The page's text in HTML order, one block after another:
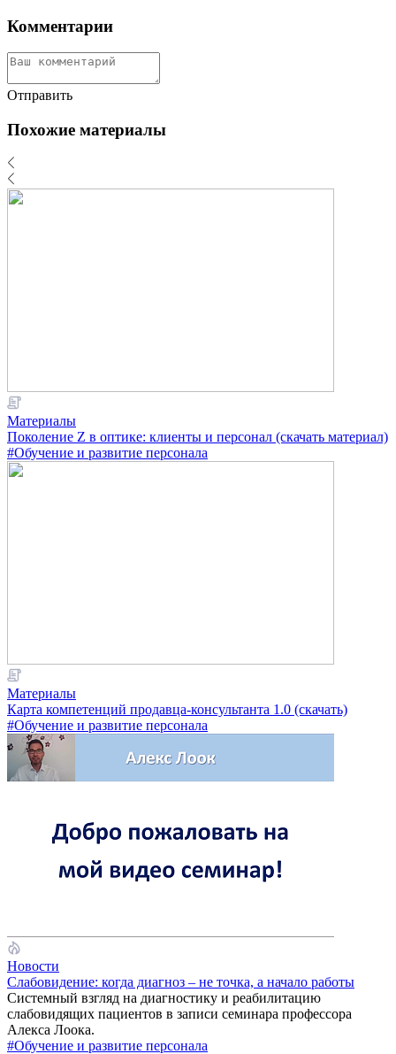
Комментарии
Отправить
Похожие материалы
Материалы
Поколение Z в оптике: клиенты и персонал (скачать материал)
#Обучение и развитие персонала
Материалы
Карта компетенций продавца-консультанта 1.0 (скачать)
#Обучение и развитие персонала
Новости
Слабовидение: когда диагноз – не точка, а начало работы
Системный взгляд на диагностику и реабилитацию
слабовидящих пациентов в записи семинара профессора
Алекса Лоока.
#Обучение и развитие персонала